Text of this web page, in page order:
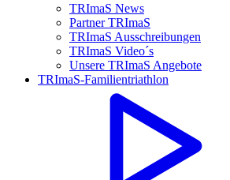
TRImaS News
Partner TRImaS
TRImaS Ausschreibungen
TRImaS Video´s
Unsere TRImaS Angebote
TRImaS-Familientriathlon